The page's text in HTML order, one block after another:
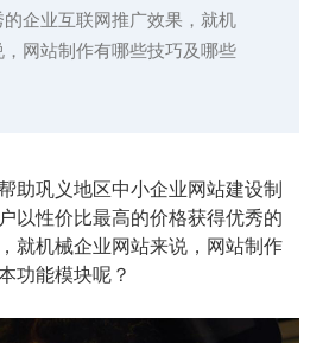
企业互联网推广效果，就机
网站制作有哪些技巧及哪些
助巩义地区中小企业网站建设制
以性价比最高的价格获得优秀的
就机械企业网站来说，网站制作
功能模块呢？